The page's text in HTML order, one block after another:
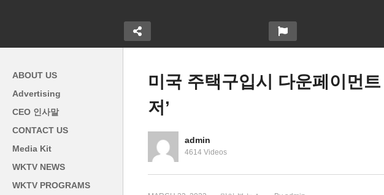
직종 임금
미국 여권 신청 봇물 1주에 50
ABOUT US
Advertising
CEO 인사말
CONTACT US
Media Kit
WKTV NEWS
WKTV PROGRAMS
미국 주택구입시 다운페이먼
저’
admin
4614 Videos